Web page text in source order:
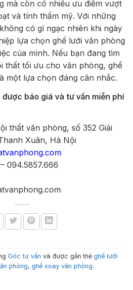
mà còn có nhiều ưu điểm vượt
và tính thẩm mỹ. Với những
có gì ngạc nhiên khi ngày
lựa chọn ghế lưới văn phòng
của mình. Nếu bạn đang tìm
thất tối ưu cho văn phòng, ghế
một lựa chọn đáng cân nhắc.
được báo giá và tư vấn miễn phí
thất văn phòng, số 352 Giải
Xuân, Hà Nội
094.5857.666
Góc tư vấn và được gắn thẻ ghế lưới
phòng, ghế xoay văn phòng.